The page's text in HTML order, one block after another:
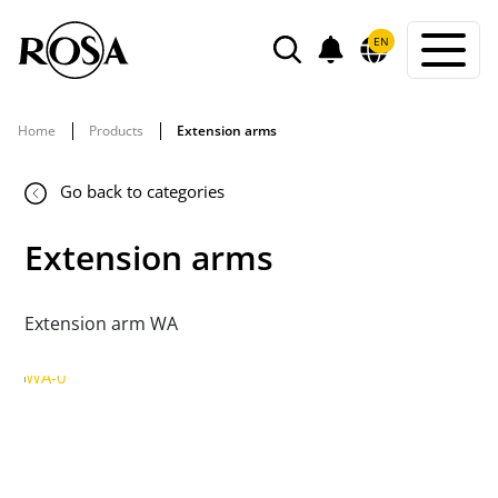
SEARCH POWIADOMIENIA
EN
Home Products Extension arms
Go back to categories
Extension arms
Extension arm WA